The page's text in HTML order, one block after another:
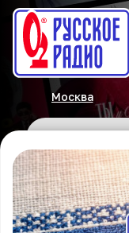
Москва